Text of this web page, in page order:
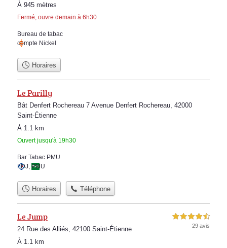
À 945 mètres
Fermé, ouvre demain à 6h30
Bureau de tabac
compte Nickel
Horaires
Le Parilly
Bât Denfert Rochereau 7 Avenue Denfert Rochereau, 42000
Saint-Étienne
À 1.1 km
Ouvert jusqu'à 19h30
Bar Tabac PMU
FDJ, PMU
Horaires Téléphone
Le Jump
24 Rue des Alliés, 42100 Saint-Étienne
À 1.1 km
4,5 étoiles sur 5
29 avis